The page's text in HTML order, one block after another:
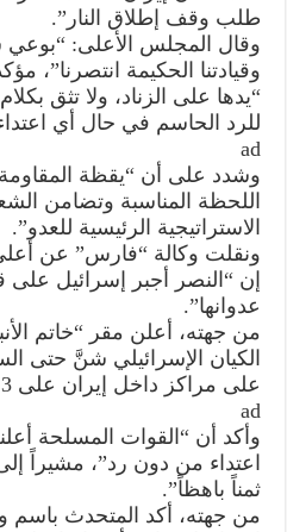
طلب وقف إطلاق النار”.
وقال المجلس الأعلى: “بوعي
وقيادتنا الحكيمة انتصرنا”،
“يدها على الزناد، ولا تثق
للرد الحاسم في حال أي
ad
وشدد على أن “يقظة
اللحظة المناسبة وتضامن
الاستراتيجية الرئيسية للعدو”.
ونقلت وكالة “فارس” عن أعلى
إن “النصر أجبر إسرائيل
عدوانها”.
من جهته، أعلن مقر “خاتم
على مراكز داخل إيران على 3 مراحل.
ad
وأكد أن “القوات المسلحة
اعتداء من دون رد”، مشيراً
ثمناً باهظاً”.
من جهته، أكد المتحدث باسم